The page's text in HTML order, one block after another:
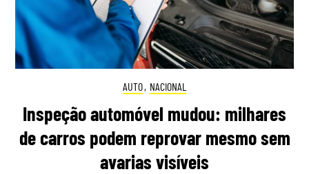
AUTO, NACIONAL
Inspeção automóvel mudou: milhares
de carros podem reprovar mesmo sem
avarias visíveis